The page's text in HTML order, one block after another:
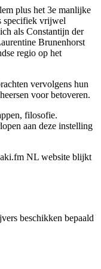
plus het 3e manlijke
specifiek vrijwel
als Constantijn der
Brunenhorst
regio op het
vervolgens hun
voor betoveren.
filosofie.
aan deze instelling
NL website blijkt
beschikken bepaald